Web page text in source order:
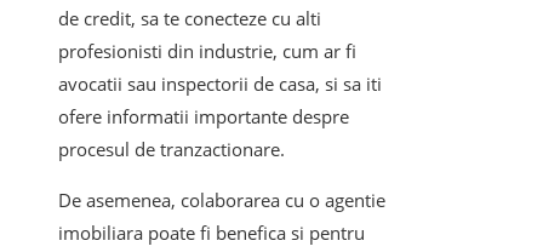
de credit, sa te conecteze cu alti
profesionisti din industrie, cum ar fi
avocatii sau inspectorii de casa, si sa iti
ofere informatii importante despre
procesul de tranzactionare.
De asemenea, colaborarea cu o agentie
imobiliara poate fi benefica si pentru